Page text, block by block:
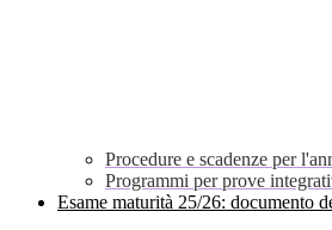
Procedure e scadenze per
Programmi per prove
Esame maturità 25/26: documento